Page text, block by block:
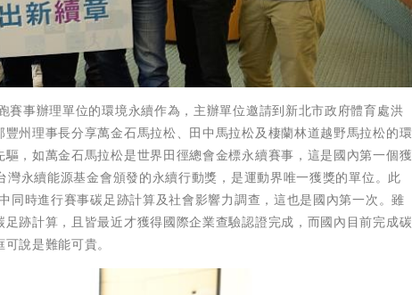
賽事辦理單位的環境永續作為，主辦單位邀請到新北市政府體育處洪
州理事長分享萬金石馬拉松、田中馬拉松及棲蘭林道越野馬拉松的環
，如萬金石馬拉松是世界田徑總會金標永續賽事，這是國內第一個獲
永續能源基金會頒發的永續行動獎，是運動界唯一獲獎的單位。此
時進行賽事碳足跡計算及社會影響力調查，這也是國內第一次。雖
跡計算，且皆最近才獲得國際企業查驗認證完成，而國內目前完成碳
說是難能可貴。